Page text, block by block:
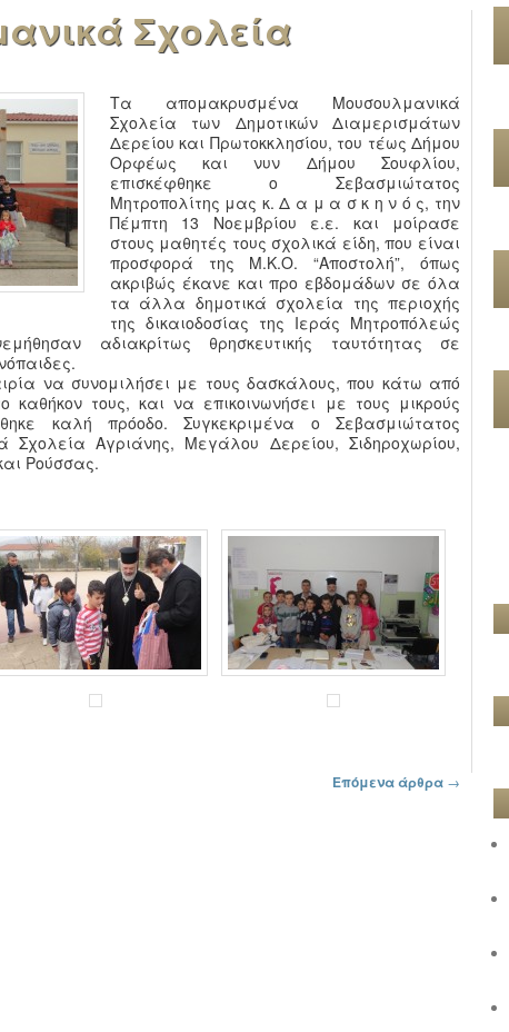
Σχολεία
Τα απομακρυσμένα Μουσουλμανικά
Σχολεία των Δημοτικών Διαμερισμάτων
Δερείου και Πρωτοκκλησίου, του τέως Δήμου
Ορφέως και νυν Δήμου Σουφλίου,
επισκέφθηκε ο Σεβασμιώτατος
Μητροπολίτης μας κ. Δ α μ α σ κ η ν ό ς, την
Πέμπτη 13 Νοεμβρίου ε.ε. και μοίρασε
στους μαθητές τους σχολικά είδη, που είναι
προσφορά της Μ.Κ.Ο. “Αποστολή”, όπως
ακριβώς έκανε και προ εβδομάδων σε όλα
τα άλλα δημοτικά σχολεία της περιοχής
της δικαιοδοσίας της Ιεράς Μητροπόλεώς
αδιακρίτως θρησκευτικής ταυτότητας σε
να συνομιλήσει με τους δασκάλους, που κάτω από
καθήκον τους, και να επικοινωνήσει με τους μικρούς
καλή πρόοδο. Συγκεκριμένα ο Σεβασμιώτατος
Σχολεία Αγριάνης, Μεγάλου Δερείου, Σιδηροχωρίου,
Ρούσσας.
Επόμενα άρθρα →